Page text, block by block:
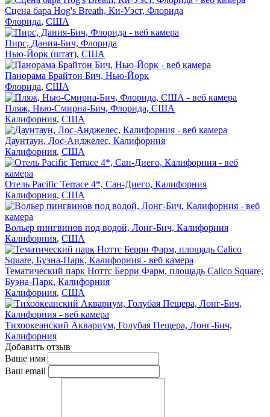
Сцена бара Hog's Breath, Ки-Уэст, Флорида
Флорида, США
Пирс, Дания-Бич, Флорида
Нью-Йорк (штат), США
Панорама Брайтон Бич, Нью-Йорк
Флорида, США
Пляж, Нью-Смирна-Бич, Флорида, США
Калифорния, США
Даунтаун, Лос-Анджелес, Калифорния
Калифорния, США
Отель Pacific Terrace 4*, Сан-Диего, Калифорния
Калифорния, США
Вольер пингвинов под водой, Лонг-Бич, Калифорния
Калифорния, США
Тематический парк Ноттс Берри Фарм, площадь Calico Square,
Буэна-Парк, Калифорния
Калифорния, США
Тихоокеанский Аквариум, Голубая Пещера, Лонг-Бич,
Калифорния
Добавить отзыв
Ваше имя
Ваш email